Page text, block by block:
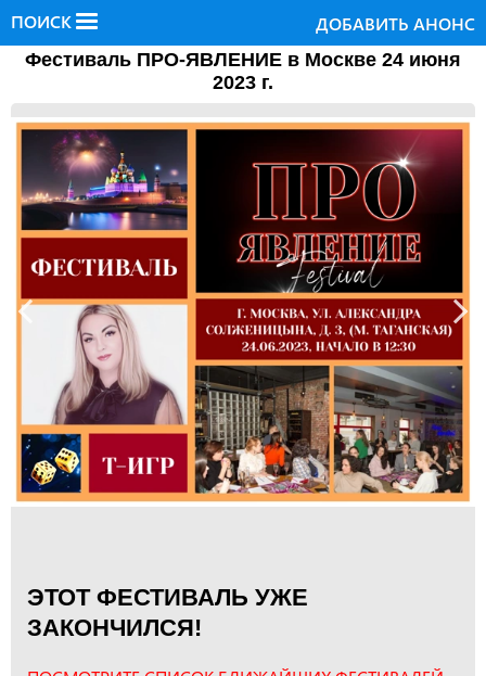
ПОИСК ДОБАВИТЬ АНОНС
Фестиваль ПРО-ЯВЛЕНИЕ в Москве 24 июня
2023 г.
ЭТОТ ФЕСТИВАЛЬ УЖЕ
ЗАКОНЧИЛСЯ!